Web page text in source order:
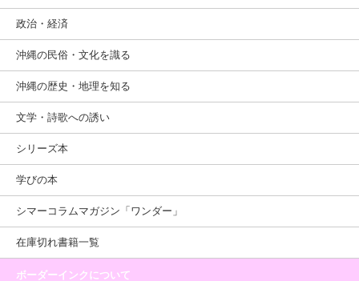
政治・経済
沖縄の民俗・文化を識る
沖縄の歴史・地理を知る
文学・詩歌への誘い
シリーズ本
学びの本
シマーコラムマガジン「ワンダー」
在庫切れ書籍一覧
ボーダーインクについて